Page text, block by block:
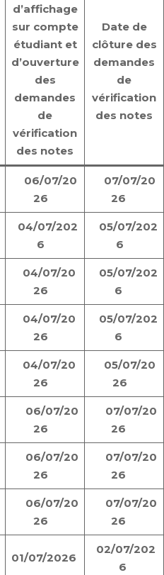
d’affichage
sur compte
étudiant et
d’ouverture
des
demandes
de
vérification
des notes
Date de
clôture des
demandes
de
vérification
des notes
06/07/20
26
07/07/20
26
04/07/202
6
05/07/202
6
04/07/20
26
05/07/202
6
04/07/20
26
05/07/202
6
04/07/20
26
05/07/20
26
06/07/20
26
07/07/20
26
06/07/20
26
07/07/20
26
06/07/20
26
07/07/20
26
01/07/2026
02/07/202
6